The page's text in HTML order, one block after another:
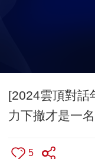
[2024雲頂對話
力下撤才是一
5